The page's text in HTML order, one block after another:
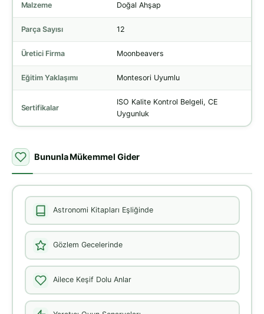
Malzeme Doğal Ahşap
Parça Sayısı 12
Üretici Firma Moonbeavers
Eğitim Yaklaşımı Montesori Uyumlu
Sertifikalar
ISO Kalite Kontrol Belgeli, CE
Uygunluk
Bununla Mükemmel Gider
Astronomi Kitapları Eşliğinde
Gözlem Gecelerinde
Ailece Keşif Dolu Anlar